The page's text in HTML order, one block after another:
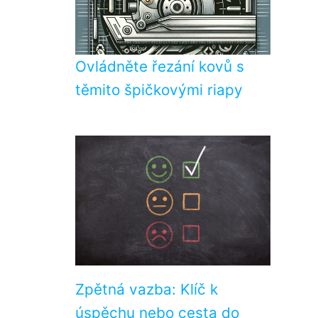
Ovládněte řezání kovů s
těmito špičkovými riapy
Zpětná vazba: Klíč k
úspěchu nebo cesta do